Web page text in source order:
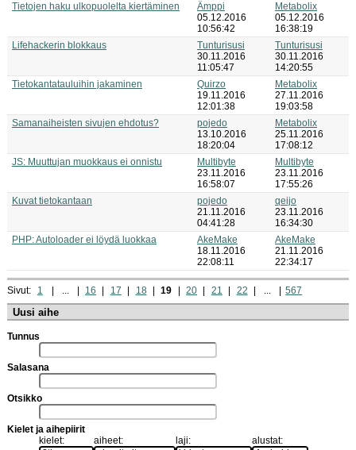
Tietojen haku ulkopuolelta kiertäminen
Ämppi
05.12.2016
10:56:42
Metabolix
05.12.2016
16:38:19
Lifehackerin blokkaus
Tunturisusi
30.11.2016
11:05:47
Tunturisusi
30.11.2016
14:20:55
Tietokantatauluihin jakaminen
Quirzo
19.11.2016
12:01:38
Metabolix
27.11.2016
19:03:58
Samanaiheisten sivujen ehdotus?
pojedo
13.10.2016
18:20:04
Metabolix
25.11.2016
17:08:12
JS: Muuttujan muokkaus ei onnistu
Multibyte
23.11.2016
16:58:07
Multibyte
23.11.2016
17:55:26
Kuvat tietokantaan
pojedo
21.11.2016
04:41:28
qeijo
23.11.2016
16:34:30
PHP: Autoloader ei löydä luokkaa
AkeMake
18.11.2016
22:08:11
AkeMake
21.11.2016
22:34:17
Sivut: 1 ... 16 17 18 19 20 21 22 ... 567
Uusi aihe
Tunnus
Salasana
Otsikko
Kielet ja aihepiirit
kielet:
aiheet: laji: alustat: